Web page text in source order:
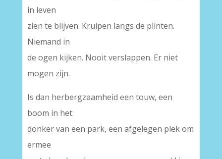
in leven
zien te blijven. Kruipen langs de plinten.
Niemand in
de ogen kijken. Nooit verslappen. Er niet
mogen zijn.
Is dan herbergzaamheid een touw, een
boom in het
donker van een park, een afgelegen plek om
ermee